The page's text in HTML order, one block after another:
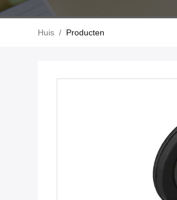
Huis / Producten